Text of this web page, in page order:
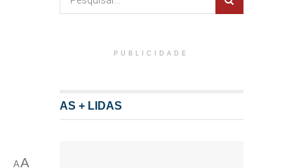
AA
PUBLICIDADE
AS + LIDAS